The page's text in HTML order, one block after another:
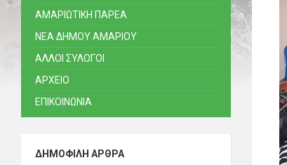
ΑΜΑΡΙΩΤΙΚΗ ΠΑΡΕΑ
ΝΕΑ ΔΗΜΟΥ ΑΜΑΡΙΟΥ
ΑΛΛΟΙ ΣΥΛΟΓΟΙ
ΑΡΧΕΙΟ
ΕΠΙΚΟΙΝΩΝΙΑ
ΔΗΜΟΦΙΛΉ ΆΡΘΡΑ